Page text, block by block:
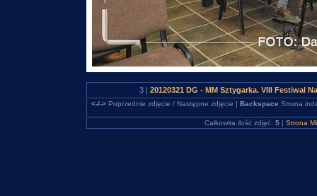
3 | 20120321 DG - MM Sztygarka. VIII Festiwal
<-/->Poprzednie zdjęcie / Następne zdjęcie | Backspace Strona
Całkowita ilość zdjęć: 5 | Strona